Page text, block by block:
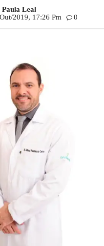
Paula Leal
2019, 17:26 Pm
0